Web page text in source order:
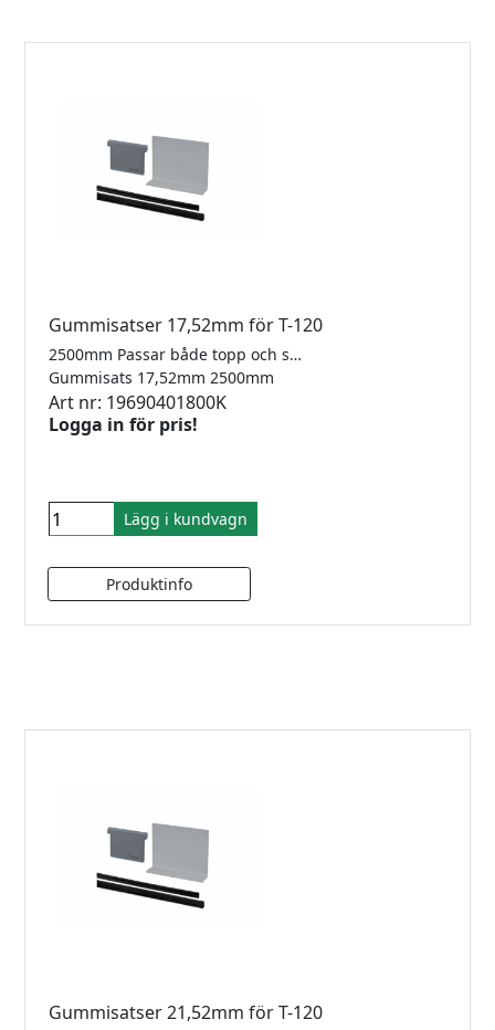
Gummisatser 17,52mm för T-120
2500mm Passar både topp och sidomonterad T120
Gummisats 17,52mm 2500mm
Art nr: 19690401800K
Logga in för pris!
Lägg i kundvagn
Gummisatser 21,52mm för T-120